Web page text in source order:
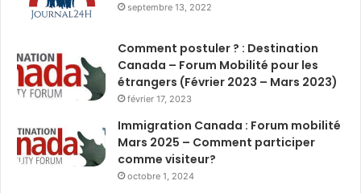
septembre 13, 2022
Comment postuler ? : Destination
Canada – Forum Mobilité pour les
étrangers (Février 2023 – Mars 2023)
février 17, 2023
Immigration Canada : Forum mobilité
Mars 2025 – Comment participer
comme visiteur?
octobre 1, 2024